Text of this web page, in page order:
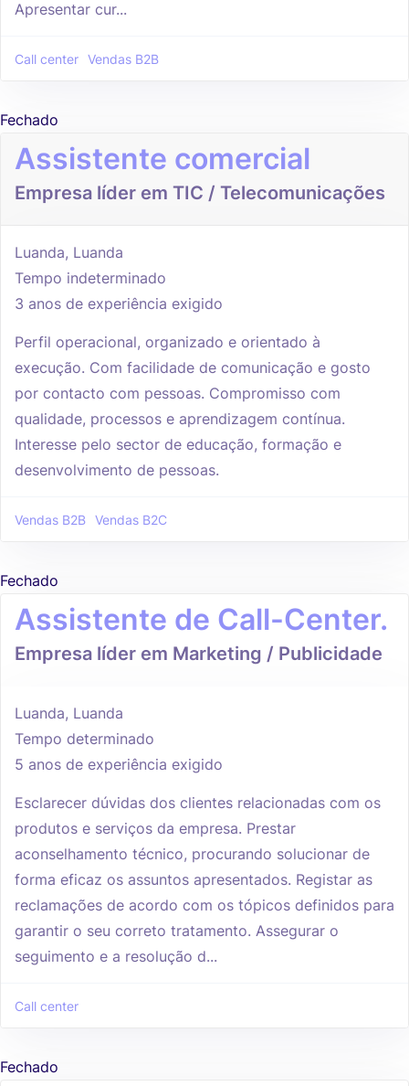
Apresentar cur...
Call center Vendas B2B
Fechado
Assistente comercial
Empresa líder em TIC / Telecomunicações
Luanda, Luanda
Tempo indeterminado
3 anos de experiência exigido
Perfil operacional, organizado e orientado à
execução. Com facilidade de comunicação e gosto
por contacto com pessoas. Compromisso com
qualidade, processos e aprendizagem contínua.
Interesse pelo sector de educação, formação e
desenvolvimento de pessoas.
Vendas B2B Vendas B2C
Fechado
Assistente de Call-Center.
Empresa líder em Marketing / Publicidade
Luanda, Luanda
Tempo determinado
5 anos de experiência exigido
Esclarecer dúvidas dos clientes relacionadas com os
produtos e serviços da empresa. Prestar
aconselhamento técnico, procurando solucionar de
forma eficaz os assuntos apresentados. Registar as
reclamações de acordo com os tópicos definidos para
garantir o seu correto tratamento. Assegurar o
seguimento e a resolução d...
Call center
Fechado